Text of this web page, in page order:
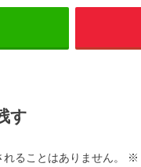
す
ることはありません。 ※